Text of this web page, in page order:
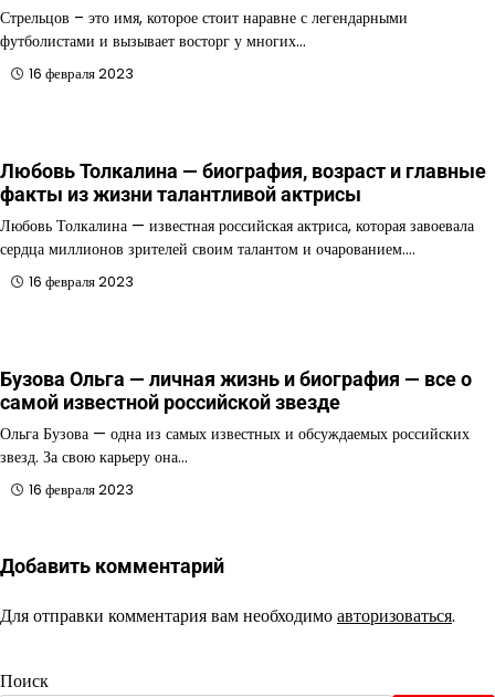
Стрельцов – это имя, которое стоит наравне с легендарными
футболистами и вызывает восторг у многих…
16 февраля 2023
Любовь Толкалина — биография, возраст и главные
факты из жизни талантливой актрисы
Любовь Толкалина — известная российская актриса, которая завоевала
сердца миллионов зрителей своим талантом и очарованием.…
16 февраля 2023
Бузова Ольга — личная жизнь и биография — все о
самой известной российской звезде
Ольга Бузова — одна из самых известных и обсуждаемых российских
звезд. За свою карьеру она…
16 февраля 2023
Добавить комментарий
Для отправки комментария вам необходимоавторизоваться.
Поиск